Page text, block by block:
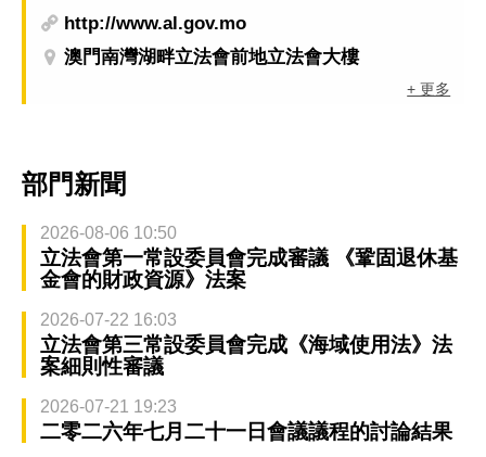
http://www.al.gov.mo
澳門南灣湖畔立法會前地立法會大樓
+ 更多
部門新聞
2026-08-06 10:50
立法會第一常設委員會完成審議 《鞏固退休基
金會的財政資源》法案
2026-07-22 16:03
立法會第三常設委員會完成《海域使用法》法
案細則性審議
2026-07-21 19:23
二零二六年七月二十一日會議議程的討論結果